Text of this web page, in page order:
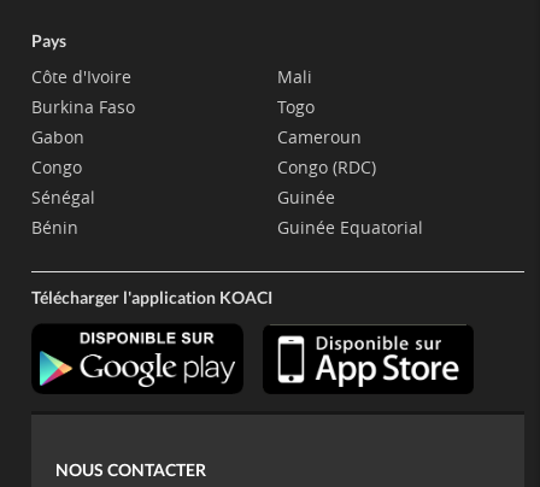
Pays
Côte d'Ivoire
Burkina Faso
Gabon
Congo
Sénégal
Bénin
Mali
Togo
Cameroun
Congo (RDC)
Guinée
Guinée Equatorial
Télécharger l'application KOACI
NOUS CONTACTER